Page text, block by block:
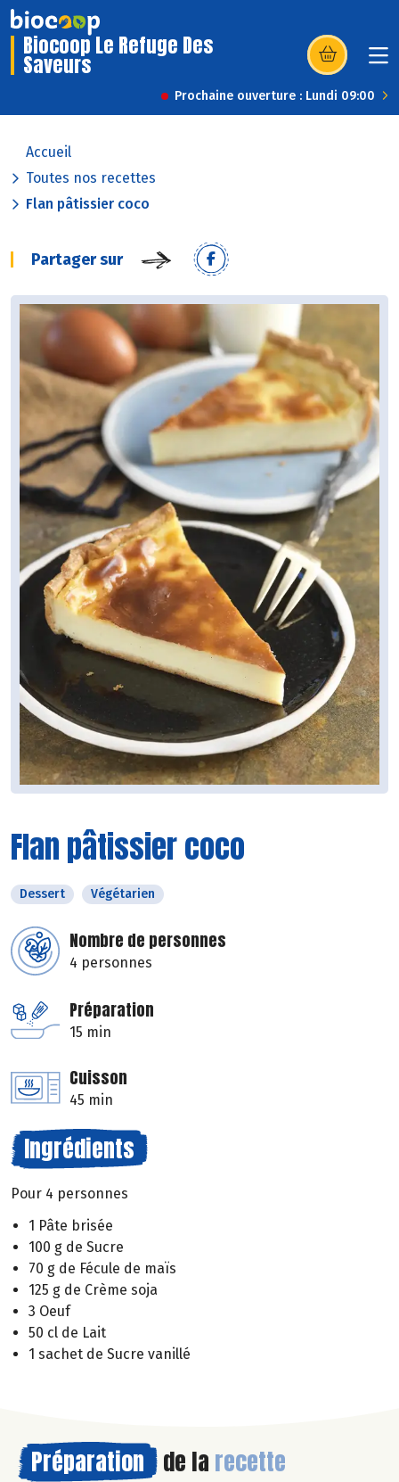
Biocoop Le Refuge Des
Saveurs (s’ouvre dans
Prochaine ouverture : Lundi 09:00
Accueil
Toutes nos recettes
Flan pâtissier coco
Partager sur
Flan pâtissier coco
Dessert Végétarien
Nombre de personnes
4 personnes
Préparation
15 min
Cuisson
45 min
Ingrédients
Pour 4 personnes
1 Pâte brisée
100 g de Sucre
70 g de Fécule de maïs
125 g de Crème soja
3 Oeuf
50 cl de Lait
1 sachet de Sucre vanillé
Préparation de la recette